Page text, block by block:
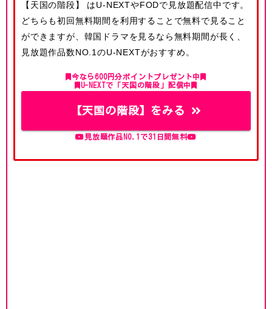
【天国の階段】 はU-NEXTやFODで見放題配信中です。
どちらも初回無料期間を利用することで無料で見ること
ができますが、韓国ドラマを見るなら無料期間が長く、
見放題作品数NO.1のU-NEXTがおすすめ。
今なら600円分ポイントプレゼント中
U-NEXTで「天国の階段」配信中
【天国の階段】をみる
見放題作品NO.1で31日間無料